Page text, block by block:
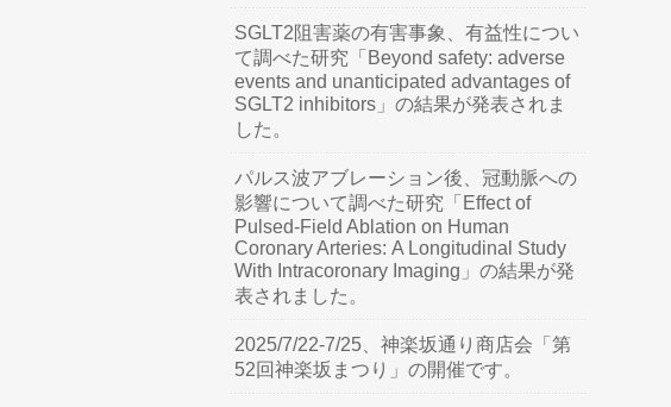
SGLT2阻害薬の有害事象、有益性につい
て調べた研究「Beyond safety: adverse
events and unanticipated advantages of
SGLT2 inhibitors」の結果が発表されま
した。
パルス波アブレーション後、冠動脈への
影響について調べた研究「Effect of
Pulsed-Field Ablation on Human
Coronary Arteries: A Longitudinal Study
With Intracoronary Imaging」の結果が発
表されました。
2025/7/22-7/25、神楽坂通り商店会「第
52回神楽坂まつり」の開催です。